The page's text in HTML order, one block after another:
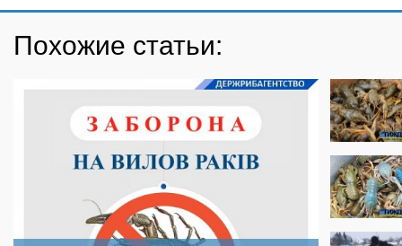
Похожие статьи: